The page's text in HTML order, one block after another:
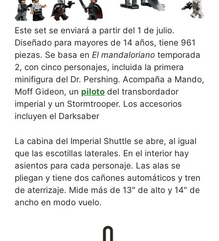
Este set se enviará a partir del 1 de julio.
Diseñado para mayores de 14 años, tiene 961
piezas. Se basa en El mandaloriano temporada
2, con cinco personajes, incluida la primera
minifigura del Dr. Pershing. Acompaña a Mando,
Moff Gideon, un piloto del transbordador
imperial y un Stormtrooper. Los accesorios
incluyen el Darksaber
La cabina del Imperial Shuttle se abre, al igual
que las escotillas laterales. En el interior hay
asientos para cada personaje. Las alas se
pliegan y tiene dos cañones automáticos y tren
de aterrizaje. Mide más de 13″ de alto y 14″ de
ancho en modo vuelo.